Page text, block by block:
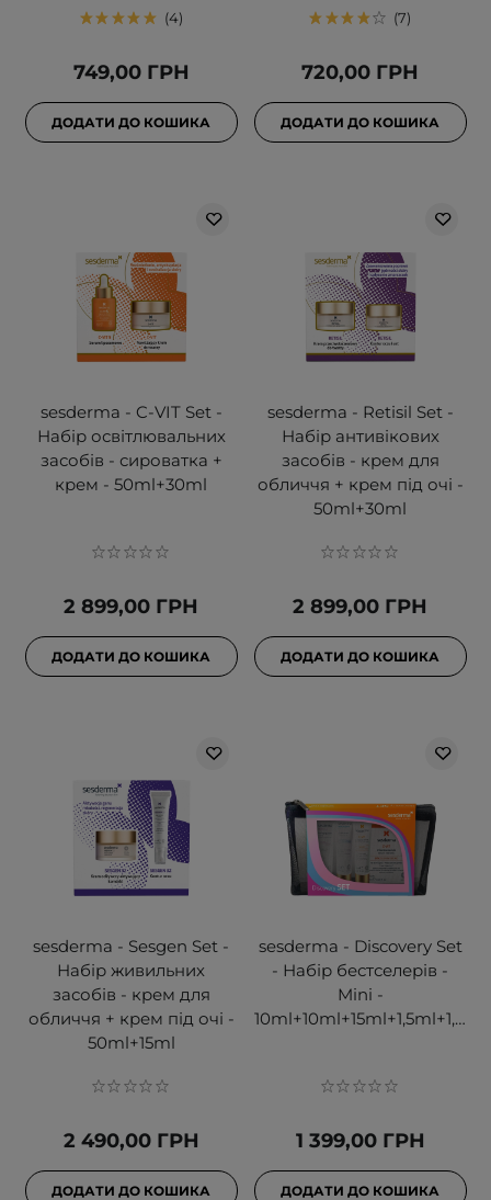
4
749,00 ГРН
ДОДАТИ ДО КОШИКА
7
720,00 ГРН
ДОДАТИ ДО КОШИКА
sesderma - C-VIT Set -
Набір освітлювальних
засобів - сироватка +
крем - 50ml+30ml
2 899,00 ГРН
ДОДАТИ ДО КОШИКА
sesderma - Retisil Set -
Набір антивікових
засобів - крем для
обличчя + крем під очі -
50ml+30ml
2 899,00 ГРН
ДОДАТИ ДО КОШИКА
sesderma - Sesgen Set -
Набір живильних
засобів - крем для
обличчя + крем під очі -
50ml+15ml
2 490,00 ГРН
ДОДАТИ ДО КОШИКА
sesderma - Discovery Set
- Набір бестселерів -
Mini -
10ml+10ml+15ml+1,5ml+1,5ml
1 399,00 ГРН
ДОДАТИ ДО КОШИКА